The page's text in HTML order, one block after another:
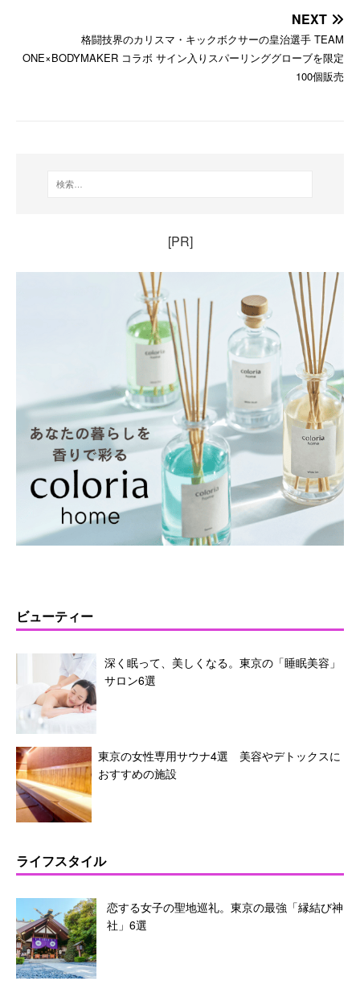
NEXT
格闘技界のカリスマ・キックボクサーの皇治選手 TEAM
ONE×BODYMAKER コラボ サイン入りスパーリンググローブを限定
100個販売
[PR]
ビューティー
深く眠って、美しくなる。東京の「睡眠美容」
サロン6選
東京の女性専用サウナ4選 美容やデトックスに
おすすめの施設
ライフスタイル
恋する女子の聖地巡礼。東京の最強「縁結び神
社」6選